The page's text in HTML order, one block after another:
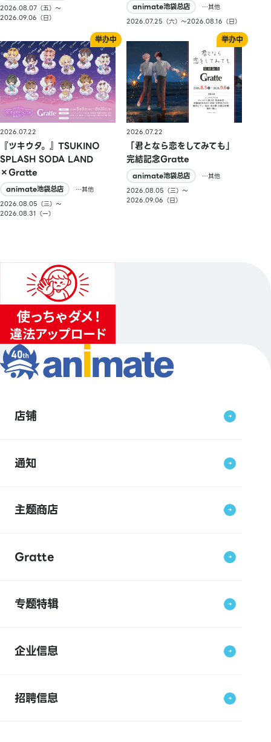
2026.08.07（五）〜
2026.09.06（日）
animate池袋总店
…其他
2026.07.25（六）〜2026.08.16（日）
2026.07.22
『ツキウタ。』TSUKINO
SPLASH SODA LAND
×Gratte
animate池袋总店
…其他
2026.08.05（三）〜
2026.08.31（一）
2026.07.22
「君となら恋をしてみても」
完結記念Gratte
animate池袋总店
…其他
2026.08.05（三）〜
2026.09.06（日）
店铺
通知
主题商店
Gratte
专题特辑
企业信息
招聘信息